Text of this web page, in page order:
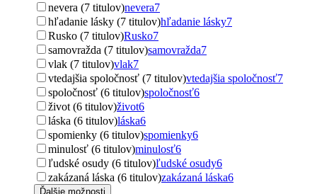
nevera (7 titulov)nevera7
hľadanie lásky (7 titulov)hľadanie lásky7
Rusko (7 titulov)Rusko7
samovražda (7 titulov)samovražda7
vlak (7 titulov)vlak7
vtedajšia spoločnosť (7 titulov)vtedajšia spoločnosť7
spoločnosť (6 titulov)spoločnosť6
život (6 titulov)život6
láska (6 titulov)láska6
spomienky (6 titulov)spomienky6
minulosť (6 titulov)minulosť6
ľudské osudy (6 titulov)ľudské osudy6
zakázaná láska (6 titulov)zakázaná láska6
Ďalšie možnosti